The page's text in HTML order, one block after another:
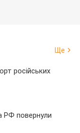
Ще
російських
РФ повернули